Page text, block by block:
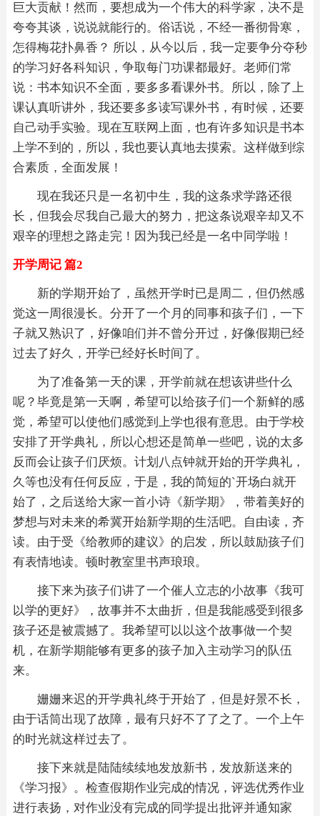
巨大贡献！然而，要想成为一个伟大的科学家，决不是
夸夸其谈，说说就能行的。俗话说，不经一番彻骨寒，
怎得梅花扑鼻香？ 所以，从今以后，我一定要争分夺秒
的学习好各科知识，争取每门功课都最好。老师们常
说：书本知识不全面，要多多看课外书。所以，除了上
课认真听讲外，我还要多多读写课外书，有时候，还要
自己动手实验。现在互联网上面，也有许多知识是书本
上学不到的，所以，我也要认真地去摸索。这样做到综
合素质，全面发展！
现在我还只是一名初中生，我的这条求学路还很
长，但我会尽我自己最大的努力，把这条说艰辛却又不
艰辛的理想之路走完！因为我已经是一名中同学啦！
开学周记 篇2
新的学期开始了，虽然开学时已是周二，但仍然感
觉这一周很漫长。分开了一个月的同事和孩子们，一下
子就又熟识了，好像咱们并不曾分开过，好像假期已经
过去了好久，开学已经好长时间了。
为了准备第一天的课，开学前就在想该讲些什么
呢？毕竟是第一天啊，希望可以给孩子们一个新鲜的感
觉，希望可以使他们感觉到上学也很有意思。由于学校
安排了开学典礼，所以心想还是简单一些吧，说的太多
反而会让孩子们厌烦。计划八点钟就开始的开学典礼，
久等也没有任何反应，于是，我的简短的`开场白就开
始了，之后送给大家一首小诗《新学期》，带着美好的
梦想与对未来的希冀开始新学期的生活吧。自由读，齐
读。由于受《给教师的建议》的启发，所以鼓励孩子们
有表情地读。顿时教室里书声琅琅。
接下来为孩子们讲了一个催人立志的小故事《我可
以学的更好》，故事并不太曲折，但是我能感受到很多
孩子还是被震撼了。我希望可以以这个故事做一个契
机，在新学期能够有更多的孩子加入主动学习的队伍
来。
姗姗来迟的开学典礼终于开始了，但是好景不长，
由于话筒出现了故障，最有只好不了了之了。一个上午
的时光就这样过去了。
接下来就是陆陆续续地发放新书，发放新送来的
《学习报》。检查假期作业完成的情况，评选优秀作业
进行表扬，对作业没有完成的同学提出批评并通知家